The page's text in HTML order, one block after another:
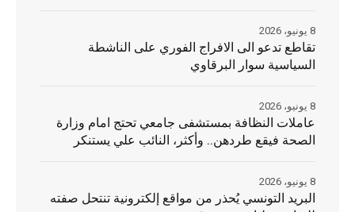
تقاطع تدعو الى الافراج الفوري على الناشطة
السياسية سوار البرقاوي
8 يونيو، 2026
عاملات النظافة بمستشفى جامعي تحتج امام وزارة
الصحة فيقع طردهن.. وأكثر، النائب علي يستنكر
8 يونيو، 2026
البريد التونسي يُحذر من مواقع إلكترونية تنتحل صفته
8 يونيو، 2026